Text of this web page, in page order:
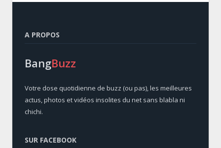
A PROPOS
BangBuzz
Votre dose quotidienne de buzz (ou pas), les meilleures
actus, photos et vidéos insolites du net sans blabla ni
chichi.
SUR FACEBOOK